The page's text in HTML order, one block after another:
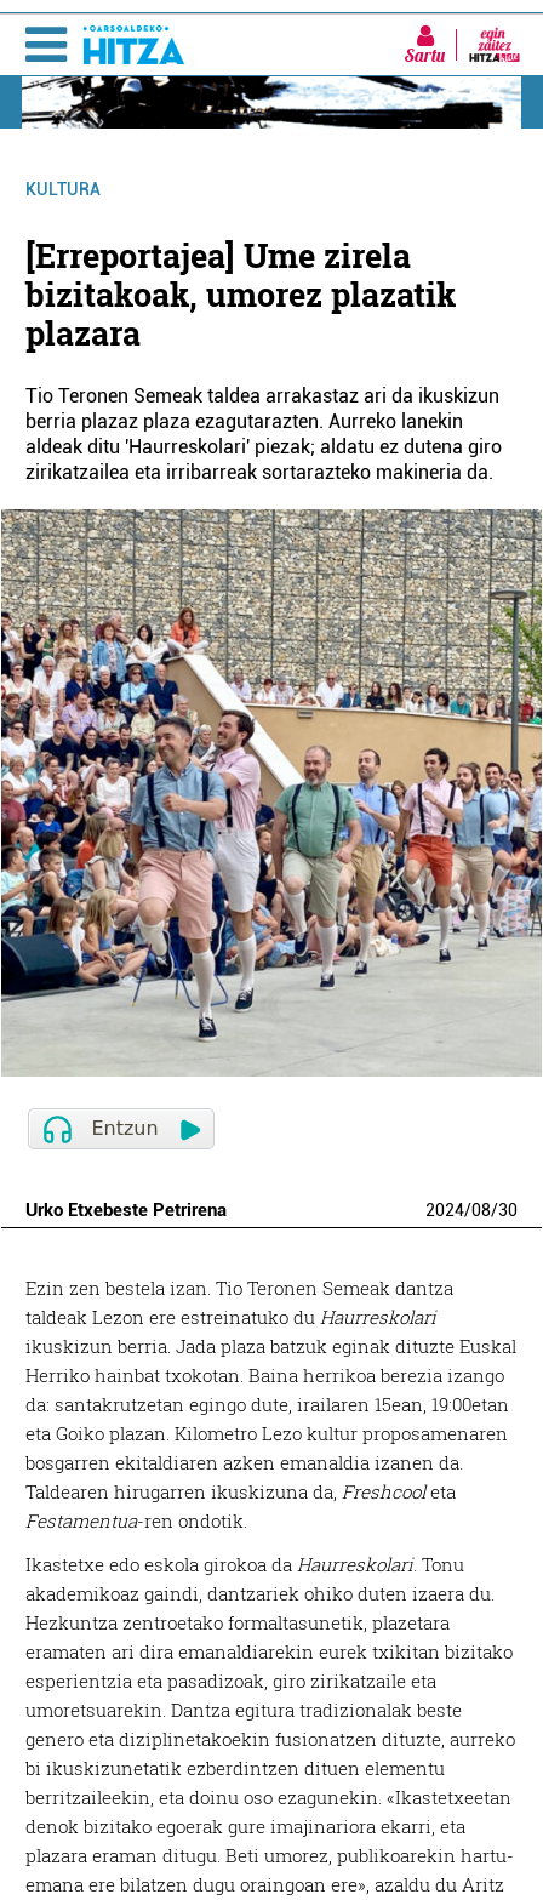
Sartu
KULTURA
[Erreportajea] Ume zirela
bizitakoak, umorez plazatik
plazara
Tio Teronen Semeak taldea arrakastaz ari da ikuskizun
berria plazaz plaza ezagutarazten. Aurreko lanekin
aldeak ditu 'Haurreskolari' piezak; aldatu ez dutena giro
zirikatzailea eta irribarreak sortarazteko makineria da.
Urko Etxebeste Petrirena 2024/08/30
Ezin zen bestela izan. Tio Teronen Semeak dantza
taldeak Lezon ere estreinatuko duHaurreskolari
ikuskizun berria. Jada plaza batzuk eginak dituzte Euskal
Herriko hainbat txokotan. Baina herrikoa berezia izango
da: santakrutzetan egingo dute, irailaren 15ean, 19:00etan
eta Goiko plazan. Kilometro Lezo kultur proposamenaren
bosgarren ekitaldiaren azken emanaldia izanen da.
Taldearen hirugarren ikuskizuna da,Freshcooleta
Festamentua-ren ondotik.
Ikastetxe edo eskola girokoa daHaurreskolari. Tonu
akademikoaz gaindi, dantzariek ohiko duten izaera du.
Hezkuntza zentroetako formaltasunetik, plazetara
eramaten ari dira emanaldiarekin eurek txikitan bizitako
esperientzia eta pasadizoak, giro zirikatzaile eta
umoretsuarekin. Dantza egitura tradizionalak beste
genero eta diziplinetakoekin fusionatzen dituzte, aurreko
bi ikuskizunetatik ezberdintzen dituen elementu
berritzaileekin, eta doinu oso ezagunekin. «Ikastetxeetan
denok bizitako egoerak gure imajinariora ekarri, eta
plazara eraman ditugu. Beti umorez, publikoarekin hartu-
emana ere bilatzen dugu oraingoan ere», azaldu du Aritz